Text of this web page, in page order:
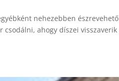
nehezebben észrevehető
ahogy díszei visszaverik